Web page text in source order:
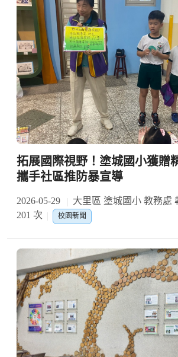
拓展國際視野！塗城國小獲贈
攜手社區推防暴宣導
2026-05-29 大里區 塗城國小 教務處
201 次
校園新聞